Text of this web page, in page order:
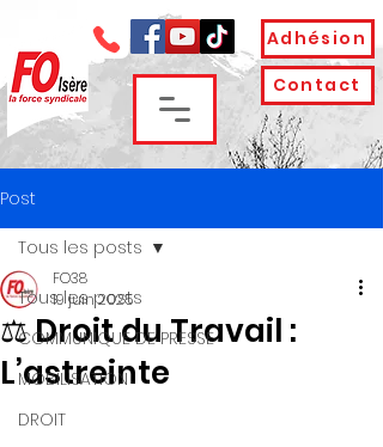
Adhésion
Contact
Post
Tous les posts
COMMUNIQUE DE PRESSE
MOBILISATION
DROIT
Tous les posts
⚖ Droit du Travail :
L’astreinte
FO38
19 juin 2025